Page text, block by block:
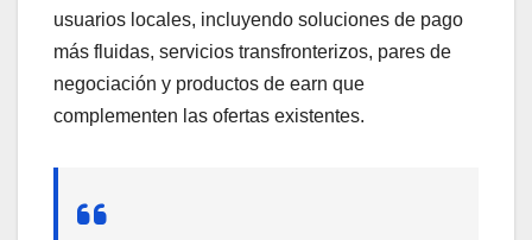
usuarios locales, incluyendo soluciones de pago
más fluidas, servicios transfronterizos, pares de
negociación y productos de earn que
complementen las ofertas existentes.